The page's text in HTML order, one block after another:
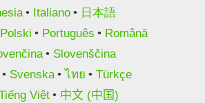
Italiano
日本語
Polski Português
Română
Slovenščina
Svenska ไทย
Türkçe
Việt 中文 (中国)